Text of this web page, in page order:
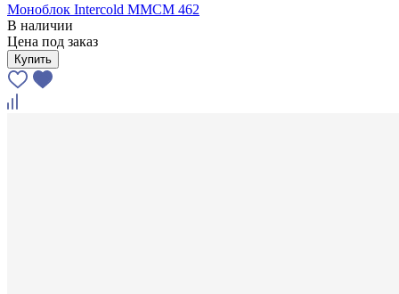
Моноблок Intercold MMCM 462
В наличии
Цена под заказ
Купить